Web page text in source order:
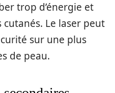
trop d’énergie et
Le laser peut
sur une plus
de peau.